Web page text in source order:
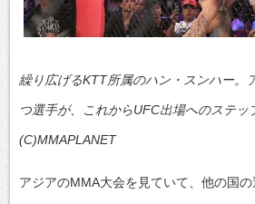
繰り広げるKTT所属のハン・スンハー。
つ選手が、これからUFC出場へのステッ
(C)MMAPLANET
アジアのMMA大会を見ていて、他の国